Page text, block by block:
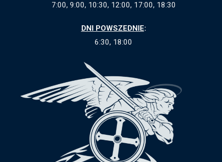
7:00, 9:00, 10:30, 12:00, 17:00, 18:30
DNI POWSZEDNIE:
6:30, 18:00